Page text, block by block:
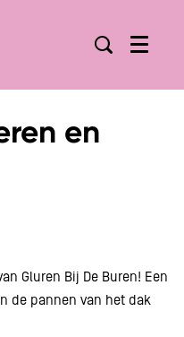
Menu
en
Gluren Bij De Buren! Een
de pannen van het dak